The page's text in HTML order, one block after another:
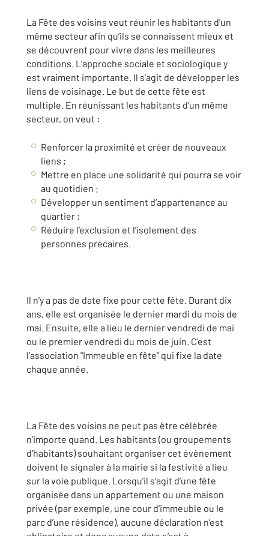
La Fête des voisins veut réunir les habitants d’un
même secteur afin qu’ils se connaissent mieux et
se découvrent pour vivre dans les meilleures
conditions. L’approche sociale et sociologique y
est vraiment importante. Il s’agit de développer les
liens de voisinage. Le but de cette fête est
multiple. En réunissant les habitants d’un même
secteur, on veut :
Renforcer la proximité et créer de nouveaux
liens ;
Mettre en place une solidarité qui pourra se voir
au quotidien ;
Développer un sentiment d’appartenance au
quartier ;
Réduire l’exclusion et l’isolement des
personnes précaires.
Il n’y a pas de date fixe pour cette fête. Durant dix
ans, elle est organisée le dernier mardi du mois de
mai. Ensuite, elle a lieu le dernier vendredi de mai
ou le premier vendredi du mois de juin. C’est
l’association "Immeuble en fête" qui fixe la date
chaque année.
La Fête des voisins ne peut pas être célébrée
n’importe quand. Les habitants (ou groupements
d’habitants) souhaitant organiser cet évènement
doivent le signaler à la mairie si la festivité a lieu
sur la voie publique. Lorsqu’il s’agit d’une fête
organisée dans un appartement ou une maison
privée (par exemple, une cour d’immeuble ou le
parc d’une résidence), aucune déclaration n’est